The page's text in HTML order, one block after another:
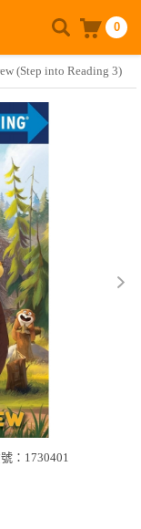
0
(Step into Reading 3)
：1730401